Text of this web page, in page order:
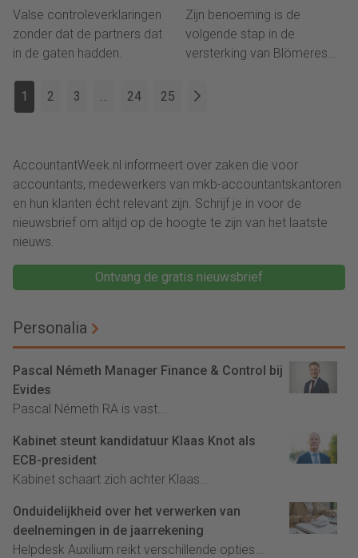
Valse controleverklaringen
zonder dat de partners dat
in de gaten hadden.
Zijn benoeming is de
volgende stap in de
versterking van Blömeres
1
2 3 … 24 25
AccountantWeek.nl informeert over zaken die voor
accountants, medewerkers van mkb-accountantskantoren
en hun klanten écht relevant zijn. Schrijf je in voor de
nieuwsbrief om altijd op de hoogte te zijn van het laatste
nieuws.
Ontvang de gratis nieuwsbrief
Personalia
Pascal Németh Manager Finance & Control bij
Evides
Pascal Németh RA is vast...
Kabinet steunt kandidatuur Klaas Knot als
ECB-president
Kabinet schaart zich achter Klaas...
Onduidelijkheid over het verwerken van
deelnemingen in de jaarrekening
Helpdesk Auxilium reikt verschillende opties...